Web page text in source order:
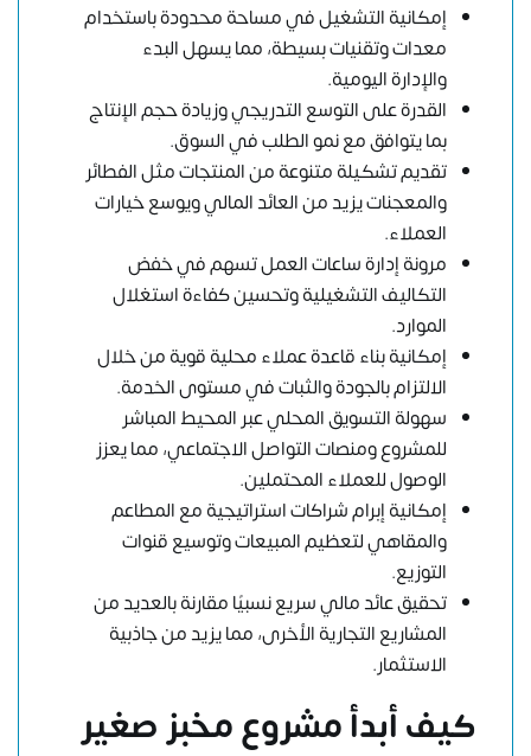
إمكانية التشغيل في مساحة محدودة باستخدام
معدات وتقنيات بسيطة، مما يسهل البدء
والإدارة اليومية.
القدرة على التوسع التدريجي وزيادة حجم الإنتاج
بما يتوافق مع نمو الطلب في السوق.
تقديم تشكيلة متنوعة من المنتجات مثل الفطائر
والمعجنات يزيد من العائد المالي ويوسع خيارات
العملاء.
مرونة إدارة ساعات العمل تسهم في خفض
التكاليف التشغيلية وتحسين كفاءة استغلال
الموارد.
إمكانية بناء قاعدة عملاء محلية قوية من خلال
الالتزام بالجودة والثبات في مستوى الخدمة.
سهولة التسويق المحلي عبر المحيط المباشر
للمشروع ومنصات التواصل الاجتماعي، مما يعزز
الوصول للعملاء المحتملين.
إمكانية إبرام شراكات استراتيجية مع المطاعم
والمقاهي لتعظيم المبيعات وتوسيع قنوات
التوزيع.
تحقيق عائد مالي سريع نسبيًا مقارنة بالعديد من
المشاريع التجارية الأخرى، مما يزيد من جاذبية
الاستثمار.
كيف أبدأ مشروع مخبز صغير